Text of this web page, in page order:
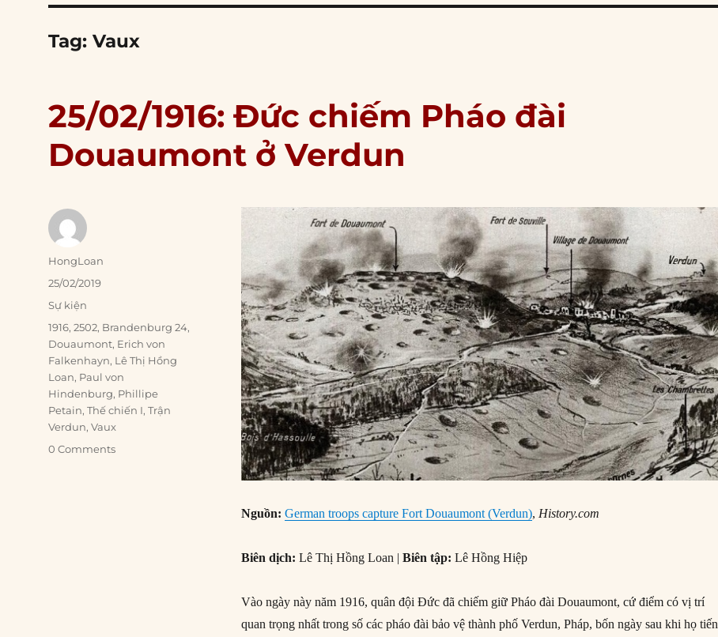
Tag:Vaux
25/02/1916: Đức chiếm Pháo đài
Douaumont ở Verdun
Nguồn: German troops capture Fort Douaumont (Verdun), History.com
Biên dịch: Lê Thị Hồng Loan |Biên tập:Lê Hồng Hiệp
Vào ngày này năm 1916, quân đội Đức đã chiếm giữ Pháo đài Douaumont, cứ điểm có vị trí
quan trọng nhất trong số các pháo đài bảo vệ thành phố Verdun, Pháp, bốn ngày sau khi họ tiến
Author
HongLoan
Posted
25/02/2019
Categories
Sự kiện
Tags
1916,2502, Brandenburg 24,
Douaumont, Erich von
Falkenhayn, Lê Thị Hồng
Loan, Paul von
Hindenburg, Phillipe
Petain,Thế chiến I,Trận
Verdun,Vaux
0 Comments